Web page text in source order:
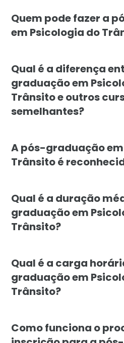
Quem pode fazer a
em Psicologia do
Qual é a diferença
graduação em
Trânsito e outros
semelhantes?
A pós-graduação
Trânsito é
Qual é a duração
graduação em
Trânsito?
Qual é a carga
graduação em
Trânsito?
Como funciona o